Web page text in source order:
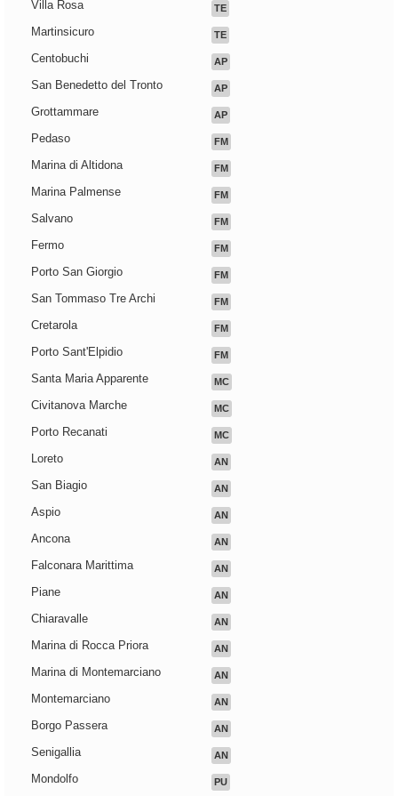
Villa Rosa TE
Martinsicuro TE
Centobuchi AP
San Benedetto del Tronto AP
Grottammare AP
Pedaso FM
Marina di Altidona FM
Marina Palmense FM
Salvano FM
Fermo FM
Porto San Giorgio FM
San Tommaso Tre Archi FM
Cretarola FM
Porto Sant'Elpidio FM
Santa Maria Apparente MC
Civitanova Marche MC
Porto Recanati MC
Loreto AN
San Biagio AN
Aspio AN
Ancona AN
Falconara Marittima AN
Piane AN
Chiaravalle AN
Marina di Rocca Priora AN
Marina di Montemarciano AN
Montemarciano AN
Borgo Passera AN
Senigallia AN
Mondolfo PU